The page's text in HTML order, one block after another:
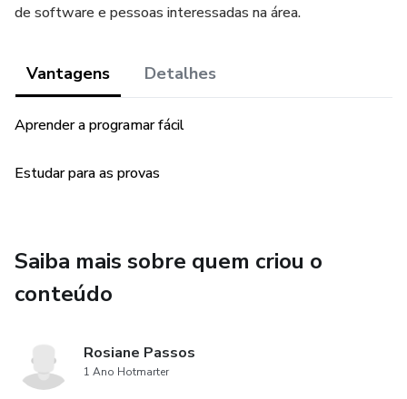
de software e pessoas interessadas na área.
Vantagens Detalhes
Aprender a programar fácil
Estudar para as provas
Saiba mais sobre quem criou o
conteúdo
Rosiane Passos
1 Ano Hotmarter